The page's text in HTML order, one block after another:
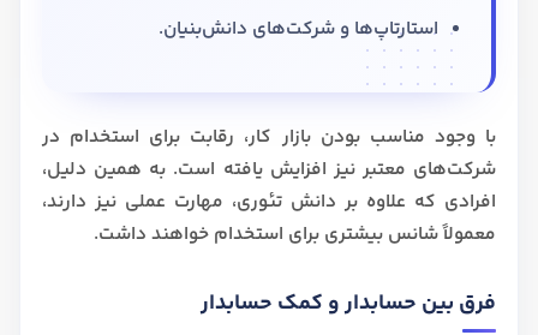
استارتاپ‌ها و شرکت‌های دانش‌بنیان.
با وجود مناسب بودن بازار کار، رقابت برای استخدام در
شرکت‌های معتبر نیز افزایش یافته است. به همین دلیل،
افرادی که علاوه بر دانش تئوری، مهارت عملی نیز دارند،
معمولاً شانس بیشتری برای استخدام خواهند داشت.
فرق‌ بین حسابدار و کمک حسابدار